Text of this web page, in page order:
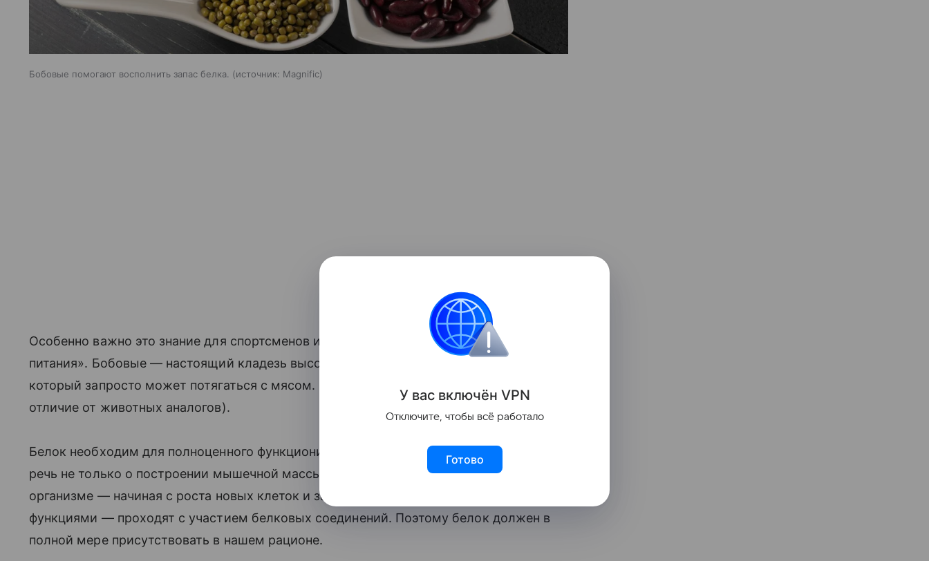
Бобовые помогают восполнить запас белка. источник: Magnific
Особенно важно это знание для спортсменов и тех, кто придерживается «правильного
питания». Бобовые — настоящий кладезь высококачественного растительного белка,
который запросто может потягаться с мясом. При этом в таком белке мало жира (в
отличие от животных аналогов).
Белок необходим для полноценного функционирования всех систем организма. И
речь не только о построении мышечной массы. Практически все процессы в
организме — начиная с роста новых клеток и заканчивая восстановительными
функциями — проходят с участием белковых соединений. Поэтому белок должен в
полной мере присутствовать в нашем рационе.
У вас включён VPN
Отключите, чтобы всё работало
Готово